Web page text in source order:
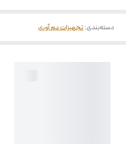
دسته‌بندی:تجهیزات دم آوری